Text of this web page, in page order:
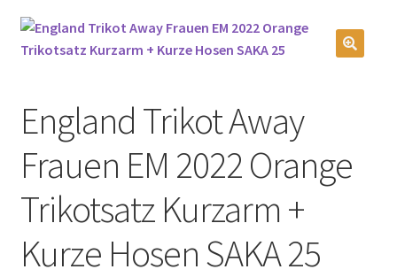
Kontaktiere uns
England Trikot Away
Frauen EM 2022 Orange
Trikotsatz Kurzarm +
Kurze Hosen SAKA 25